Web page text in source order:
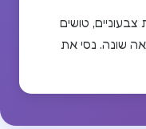
טושים
שונה. נסי את